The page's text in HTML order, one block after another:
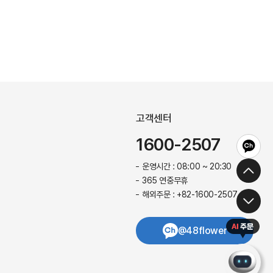
고객센터
1600-2507
운영시간 : 08:00 ~ 20:30
365 연중무휴
해외주문 : +82-1600-2507
@48flower